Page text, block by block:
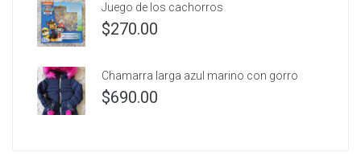
Juego de los cachorros
$270.00
Chamarra larga azul marino con gorro
$690.00